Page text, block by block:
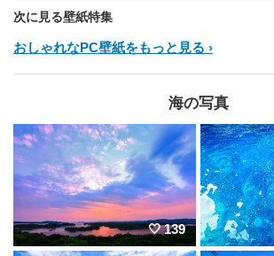
次に見る壁紙特集
おしゃれなPC壁紙をもっと見る
海の写真
139